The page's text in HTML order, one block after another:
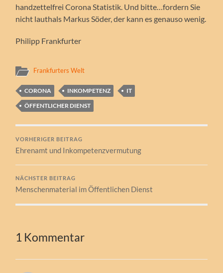
handzettelfrei Corona Statistik. Und bitte…fordern Sie
nicht lauthals Markus Söder, der kann es genauso wenig.
Philipp Frankfurter
Frankfurters Welt
CORONA INKOMPETENZ
IT
ÖFFENTLICHER DIENST
VORHERIGER BEITRAG
Ehrenamt und Inkompetenzvermutung
NÄCHSTER BEITRAG
Menschenmaterial im Öffentlichen Dienst
1 Kommentar